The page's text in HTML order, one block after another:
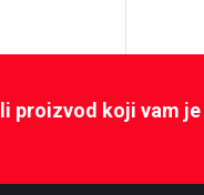
proizvod koji vam je